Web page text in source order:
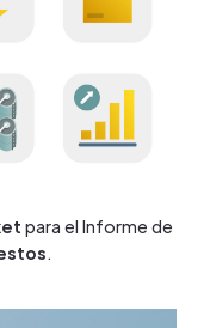
para el Informe de
.